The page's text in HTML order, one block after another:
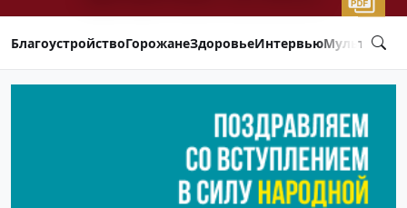
БлагоустройствоГорожанеЗдоровьеИнтервью